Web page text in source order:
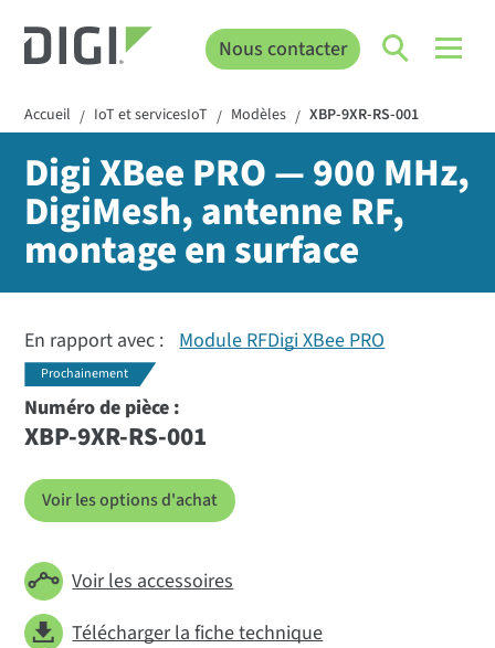
Nous contacter
Accueil / IoT et servicesIoT / Modèles / XBP-9XR-RS-001
Digi XBee PRO — 900 MHz,
DigiMesh, antenne RF,
montage en surface
En rapport avec : Module RFDigi XBee PRO
Prochainement
Numéro de pièce :
XBP-9XR-RS-001
Voir les options d'achat
Voir les accessoires
Télécharger la fiche technique